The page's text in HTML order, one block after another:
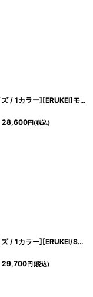
[ XS-Lサイズ / 1カラー][ERUKEI]モノトーン・花柄・胸元ファスナー・ベルト付・シフォン・ノースリーブ・Aライン・ミディアムドレス・ワンピース[薗田杏奈着用][送料無料]
28,600円(税込)
[ XS-Lサイズ / 1カラー][ERUKEI/SETTAN]フラワープリント・花柄レース・ハイウエスト・リボン・ノースリーブ・Vネック・Aライン・切替・ロングドレス[送料無料]
29,700円(税込)